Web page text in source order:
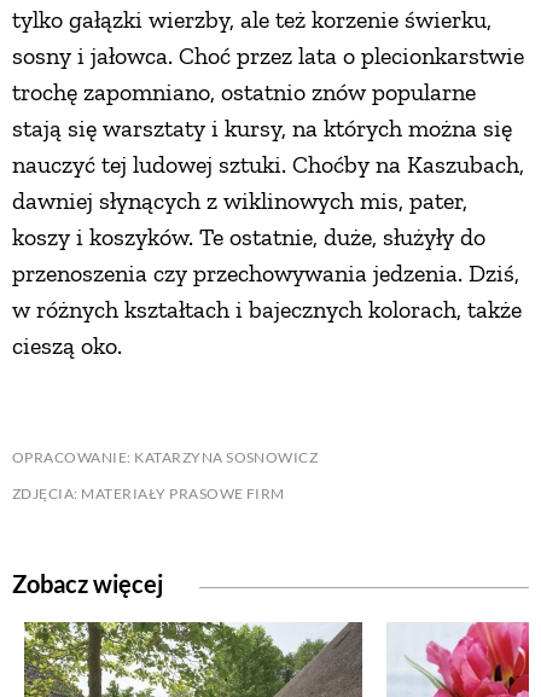
tylko gałązki wierzby, ale też korzenie świerku,
sosny i jałowca. Choć przez lata o plecionkarstwie
trochę zapomniano, ostatnio znów popularne
stają się warsztaty i kursy, na których można się
nauczyć tej ludowej sztuki. Choćby na Kaszubach,
dawniej słynących z wiklinowych mis, pater,
koszy i koszyków. Te ostatnie, duże, służyły do
przenoszenia czy przechowywania jedzenia. Dziś,
w różnych kształtach i bajecznych kolorach, także
cieszą oko.
OPRACOWANIE: KATARZYNA SOSNOWICZ
ZDJĘCIA: MATERIAŁY PRASOWE FIRM
Zobacz więcej
PRZEPISY
ŚNIADANIA
PRZYSTAWKI
ZUPY
PRZETWORY
INNE